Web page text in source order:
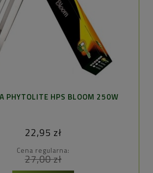
PHYTOLITE HPS BLOOM 250W
22,95 zł
Cena regularna:
27,00 zł